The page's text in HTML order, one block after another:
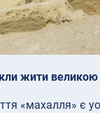
жити
«махалля» є